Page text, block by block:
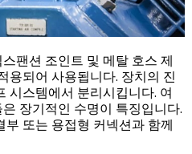
팬션 조인트 및 메탈 호스 제
용되어 사용됩니다. 장치의 진
시스템에서 분리시킵니다. 여
장기적인 수명이 특징입니다.
또는 용접형 커넥션과 함께